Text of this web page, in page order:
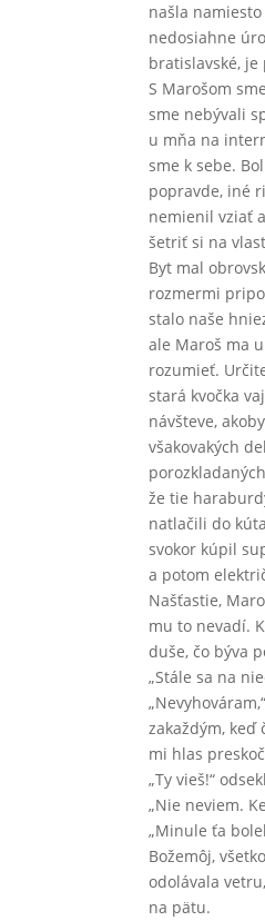
našla
nedosiahne
bratislavské,
S Marošom
sme nebývali
u mňa na
sme k sebe.
popravde, iné
nemienil vziať
šetriť si na
Byt mal
rozmermi
stalo naše
ale Maroš ma
rozumieť.
stará kvočka
návšteve,
všakovakých
že tie
natlačili do
svokor kúpil
a potom
Našťastie,
mu to nevadí.
duše, čo býva
„Stále sa na
zakaždým, keď
mi hlas
„Ty vieš!“
„Nie neviem.
„Minule ťa
Božemôj,
odolávala
na pätu.